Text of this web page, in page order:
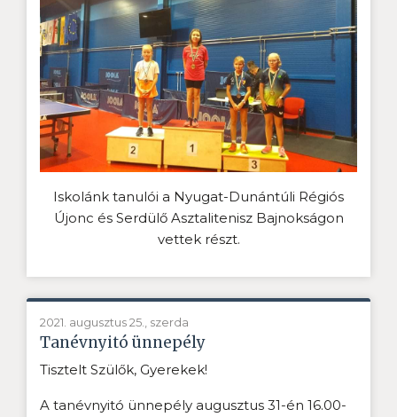
Iskolánk tanulói a Nyugat-Dunántúli Régiós
Újonc és Serdülő Asztalitenisz Bajnokságon
vettek részt.
2021. augusztus 25., szerda
Tanévnyitó ünnepély
Tisztelt Szülők, Gyerekek!
A tanévnyitó ünnepély augusztus 31-én 16.00-